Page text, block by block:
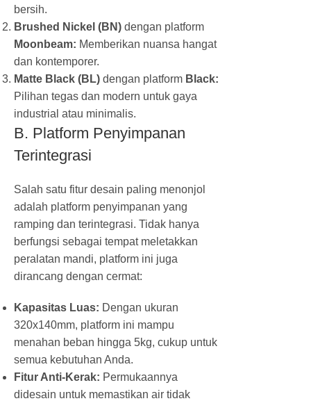
bersih.
Brushed Nickel (BN) dengan platform
Moonbeam: Memberikan nuansa hangat
dan kontemporer.
Matte Black (BL) dengan platform Black:
Pilihan tegas dan modern untuk gaya
industrial atau minimalis.
B. Platform Penyimpanan
Terintegrasi
Salah satu fitur desain paling menonjol
adalah platform penyimpanan yang
ramping dan terintegrasi. Tidak hanya
berfungsi sebagai tempat meletakkan
peralatan mandi, platform ini juga
dirancang dengan cermat:
Kapasitas Luas: Dengan ukuran
320x140mm, platform ini mampu
menahan beban hingga 5kg, cukup untuk
semua kebutuhan Anda.
Fitur Anti-Kerak: Permukaannya
didesain untuk memastikan air tidak